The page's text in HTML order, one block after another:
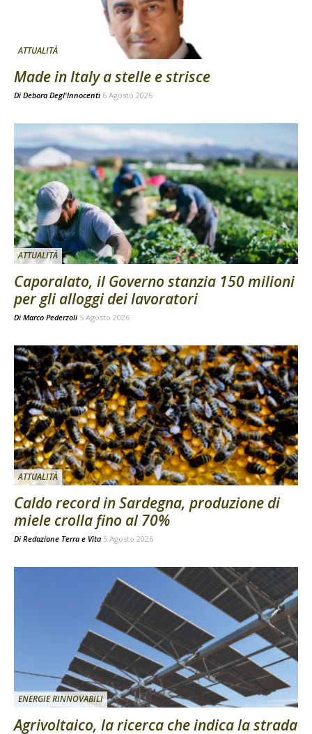
ATTUALITÀ
Made in Italy a stelle e strisce
Di Debora Degl'Innocenti 6 Agosto 2026
ATTUALITÀ
Caporalato, il Governo stanzia 150 milioni
per gli alloggi dei lavoratori
Di Marco Pederzoli 5 Agosto 2026
ATTUALITÀ
Caldo record in Sardegna, produzione di
miele crolla fino al 70%
Di Redazione Terra e Vita 5 Agosto 2026
ENERGIE RINNOVABILI
Agrivoltaico, la ricerca che indica la strada